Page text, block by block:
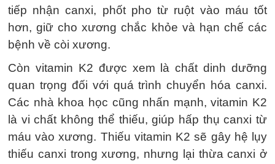
tiếp nhận canxi, phốt pho từ ruột vào máu tốt
hơn, giữ cho xương chắc khỏe và hạn chế các
bệnh về còi xương.
Còn vitamin K2 được xem là chất dinh dưỡng
quan trọng đối với quá trình chuyển hóa canxi.
Các nhà khoa học cũng nhấn mạnh, vitamin K2
là vi chất không thể thiếu, giúp hấp thụ canxi từ
máu vào xương. Thiếu vitamin K2 sẽ gây hệ lụy
thiếu canxi trong xương, nhưng lại thừa canxi ở